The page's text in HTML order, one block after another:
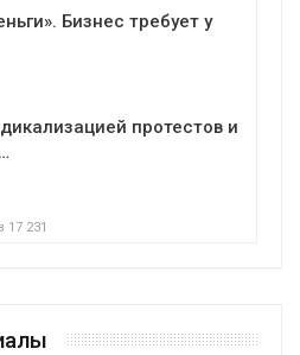
Бизнес требует у
протестов и
17 231